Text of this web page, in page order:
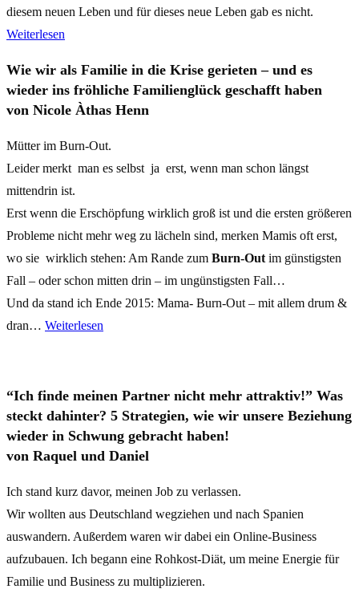
diesem neuen Leben und für dieses neue Leben gab es nicht.
Weiterlesen
Wie wir als Familie in die Krise gerieten – und es
wieder ins fröhliche Familienglück geschafft haben
von Nicole Àthas Henn
Mütter im Burn-Out.
Leider merkt man es selbst ja erst, wenn man schon längst
mittendrin ist.
Erst wenn die Erschöpfung wirklich groß ist und die ersten größeren
Probleme nicht mehr weg zu lächeln sind, merken Mamis oft erst,
wo sie wirklich stehen: Am Rande zum Burn-Outim günstigsten
Fall – oder schon mitten drin – im ungünstigsten Fall…
Und da stand ich Ende 2015: Mama- Burn-Out – mit allem drum &
dran… Weiterlesen
“Ich finde meinen Partner nicht mehr attraktiv!” Was
steckt dahinter? 5 Strategien, wie wir unsere Beziehung
wieder in Schwung gebracht haben!
von Raquel und Daniel
Ich stand kurz davor, meinen Job zu verlassen.
Wir wollten aus Deutschland wegziehen und nach Spanien
auswandern. Außerdem waren wir dabei ein Online-Business
aufzubauen. Ich begann eine Rohkost-Diät, um meine Energie für
Familie und Business zu multiplizieren.